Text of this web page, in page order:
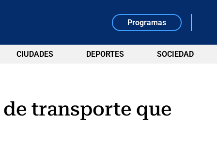
Programas
CIUDADES DEPORTES SOCIEDAD
transporte que